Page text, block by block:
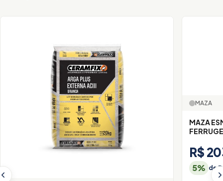
MAZA
MAZA
R$
5% de